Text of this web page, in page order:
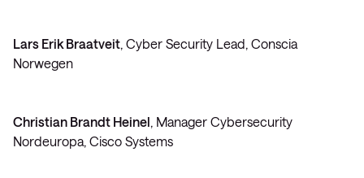
Lars Erik Braatveit, Cyber Security Lead, Conscia
Norwegen
Christian Brandt Heinel, Manager Cybersecurity
Nordeuropa, Cisco Systems